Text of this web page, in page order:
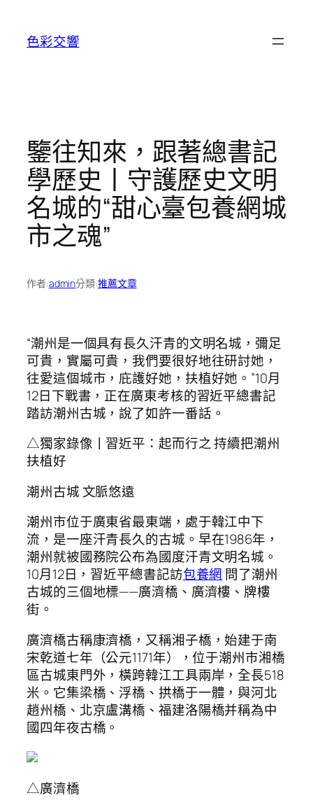
色彩交響
鑒往知來，跟著總書記
學歷史丨守護歷史文明
名城的“甜心臺包養網城
市之魂”
作者:admin分類:推薦文章
“潮州是一個具有長久汗青的文明名城，彌足
可貴，實屬可貴，我們要很好地往研討她，
往愛這個城市，庇護好她，扶植好她。”10月
12日下戰書，正在廣東考核的習近平總書記
踏訪潮州古城，說了如許一番話。
△獨家錄像丨習近平：起而行之 持續把潮州
扶植好
潮州古城 文脈悠遠
潮州市位于廣東省最東端，處于韓江中下
流，是一座汗青長久的古城。早在1986年，
潮州就被國務院公布為國度汗青文明名城。
10月12日，習近平總書記訪包養網 問了潮州
古城的三個地標——廣濟橋、廣濟樓、牌樓
街。
廣濟橋古稱康濟橋，又稱湘子橋，始建于南
宋乾道七年（公元1171年），位于潮州市湘橋
區古城東門外，橫跨韓江工具兩岸，全長518
米。它集梁橋、浮橋、拱橋于一體，與河北
趙州橋、北京盧溝橋、福建洛陽橋并稱為中
國四年夜古橋。
△廣濟橋